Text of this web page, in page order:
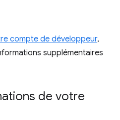
compte de développeur,
supplémentaires
de votre